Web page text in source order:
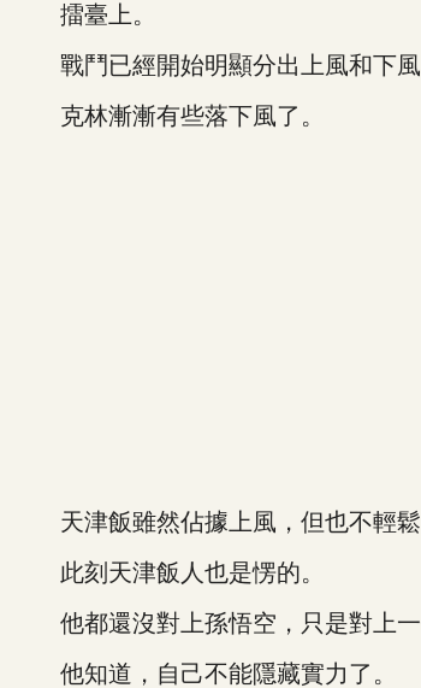
擂臺上。
戰鬥已經開始明顯分出上風和下風
克林漸漸有些落下風了。
天津飯雖然佔據上風，但也不輕鬆
此刻天津飯人也是愣的。
他都還沒對上孫悟空，只是對上一
他知道，自己不能隱藏實力了。